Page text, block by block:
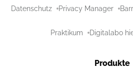
Datenschutz Privacy Manager
Praktikum Digitalabo
Produkte